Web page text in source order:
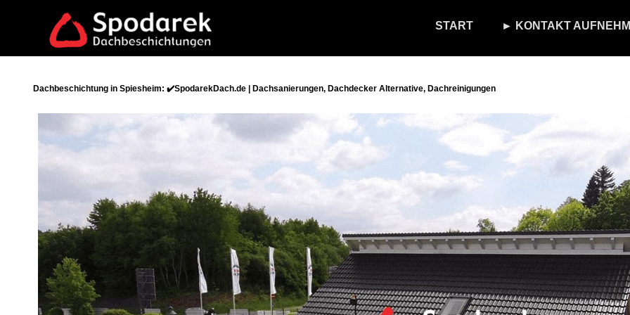
START ► KONTAKT
Dachbeschichtung in Spiesheim: ✔️SpodarekDach.de | Dachsanierungen, Dachdecker Alternative, Dachreinigungen